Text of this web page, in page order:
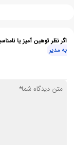
اگر نظر توهین آمیز یا
به مدیر